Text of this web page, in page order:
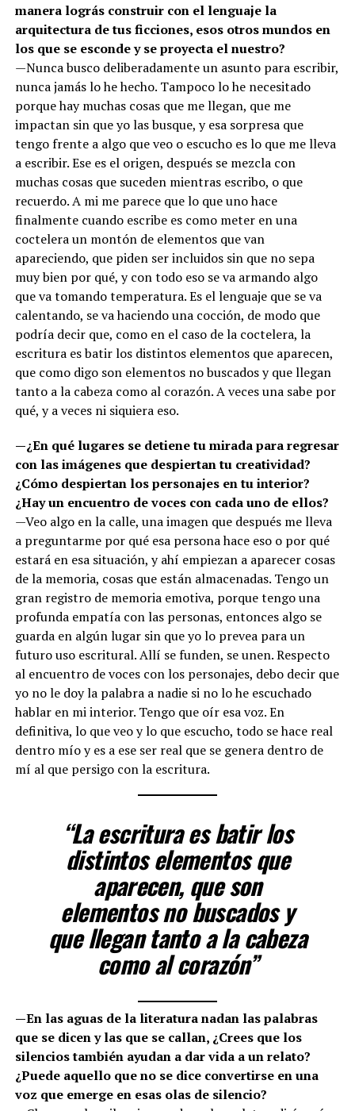
manera lográs construir con el lenguaje la
arquitectura de tus ficciones, esos otros mundos en
los que se esconde y se proyecta el nuestro?
—Nunca busco deliberadamente un asunto para escribir,
nunca jamás lo he hecho. Tampoco lo he necesitado
porque hay muchas cosas que me llegan, que me
impactan sin que yo las busque, y esa sorpresa que
tengo frente a algo que veo o escucho es lo que me lleva
a escribir. Ese es el origen, después se mezcla con
muchas cosas que suceden mientras escribo, o que
recuerdo. A mi me parece que lo que uno hace
finalmente cuando escribe es como meter en una
coctelera un montón de elementos que van
apareciendo, que piden ser incluidos sin que no sepa
muy bien por qué, y con todo eso se va armando algo
que va tomando temperatura. Es el lenguaje que se va
calentando, se va haciendo una cocción, de modo que
podría decir que, como en el caso de la coctelera, la
escritura es batir los distintos elementos que aparecen,
que como digo son elementos no buscados y que llegan
tanto a la cabeza como al corazón. A veces una sabe por
qué, y a veces ni siquiera eso.
—¿En qué lugares se detiene tu mirada para regresar
con las imágenes que despiertan tu creatividad?
¿Cómo despiertan los personajes en tu interior?
¿Hay un encuentro de voces con cada uno de ellos?
—Veo algo en la calle, una imagen que después me lleva
a preguntarme por qué esa persona hace eso o por qué
estará en esa situación, y ahí empiezan a aparecer cosas
de la memoria, cosas que están almacenadas. Tengo un
gran registro de memoria emotiva, porque tengo una
profunda empatía con las personas, entonces algo se
guarda en algún lugar sin que yo lo prevea para un
futuro uso escritural. Allí se funden, se unen. Respecto
al encuentro de voces con los personajes, debo decir que
yo no le doy la palabra a nadie si no lo he escuchado
hablar en mi interior. Tengo que oír esa voz. En
definitiva, lo que veo y lo que escucho, todo se hace real
dentro mío y es a ese ser real que se genera dentro de
mí al que persigo con la escritura.
“La escritura es batir los
distintos elementos que
aparecen, que son
elementos no buscados y
que llegan tanto a la cabeza
como al corazón”
—En las aguas de la literatura nadan las palabras
que se dicen y las que se callan, ¿Crees que los
silencios también ayudan a dar vida a un relato?
¿Puede aquello que no se dice convertirse en una
voz que emerge en esas olas de silencio?